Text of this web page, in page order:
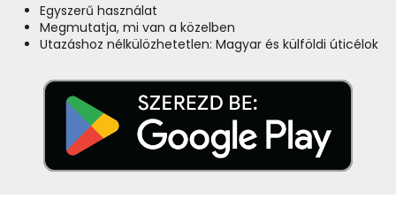
Egyszerű használat
Megmutatja, mi van a közelben
Utazáshoz nélkülözhetetlen: Magyar és külföldi úticélok